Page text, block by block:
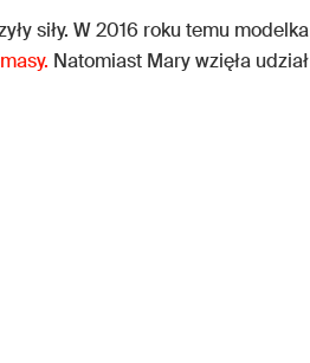
siły. W 2016 roku temu modelka
Natomiast Mary wzięła udział